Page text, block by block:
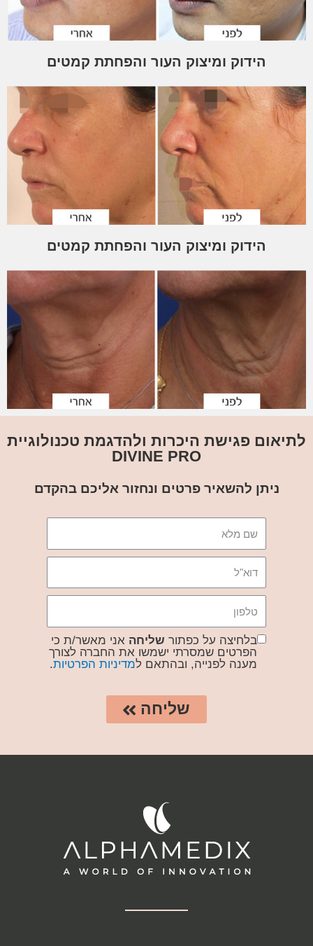
הידוק ומיצוק העור והפחתת קמטים
הידוק ומיצוק העור והפחתת קמטים
לתיאום פגישת היכרות ולהדגמת טכנולוגיית
DIVINE PRO
ניתן להשאיר פרטים ונחזור אליכם בהקדם
בלחיצה על כפתור שליחה אני מאשר/ת כי
הפרטים שמסרתי ישמשו את החברה לצורך
מענה לפנייה, ובהתאם למדיניות הפרטיות.
שליחה